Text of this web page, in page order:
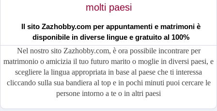
molti paesi
Il sito Zazhobby.com per appuntamenti e matrimoni è
disponibile in diverse lingue e gratuito al 100%
Nel nostro sito Zazhobby.com, è ora possibile incontrare per
matrimonio o amicizia il tuo futuro marito o moglie in diversi paesi, e
scegliere la lingua appropriata in base al paese che ti interessa
cliccando sulla sua bandiera al top e in pochi minuti puoi cercare le
persone intorno a te o in altri paesi